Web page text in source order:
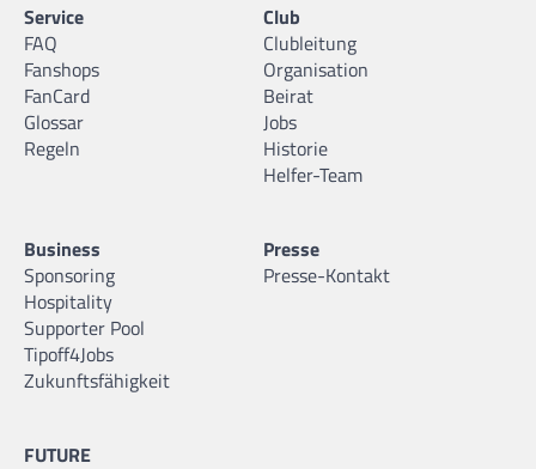
Service
FAQ
Fanshops
FanCard
Glossar
Regeln
Club
Clubleitung
Organisation
Beirat
Jobs
Historie
Helfer-Team
Business
Sponsoring
Hospitality
Supporter Pool
Tipoff4Jobs
Zukunftsfähigkeit
Presse
Presse-Kontakt
FUTURE